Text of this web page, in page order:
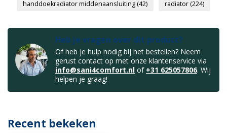
handdoekradiator middenaansluiting(42) radiator(224)
Heb je vragen over dit product?
Of heb je hulp nodig bij het bestellen? Neem
gerust contact op met onze klantenservice via
info@sani4comfort.nl of +31 625057806. Wij
helpen je graag!
Recent bekeken